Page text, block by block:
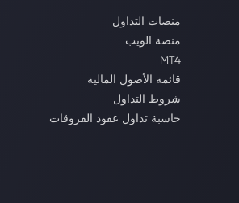
منصات التداول
منصة الويب
MT4
قائمة الأصول المالية
شروط التداول
حاسبة تداول عقود الفروقات